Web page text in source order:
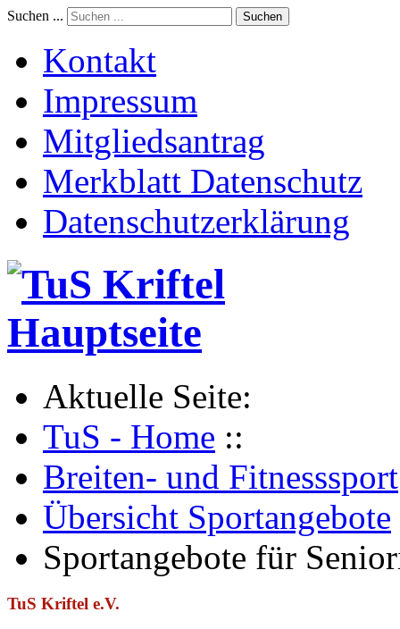
Suchen ... Suchen
Kontakt
Impressum
Mitgliedsantrag
Merkblatt Datenschutz
Datenschutzerklärung
Aktuelle Seite:
TuS - Home ::
Breiten- und Fitnesssport
Übersicht Sportangebote
Sportangebote für
TuS Kriftel e.V.